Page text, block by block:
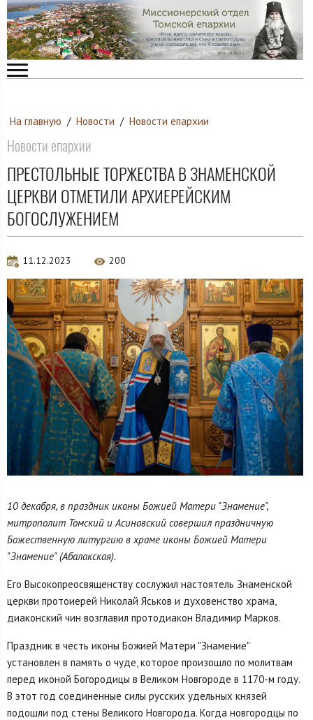
На главную / Новости / Новости епархии
Новости епархии
ПРЕСТОЛЬНЫЕ ТОРЖЕСТВА В ЗНАМЕНСКОЙ
ЦЕРКВИ ОТМЕТИЛИ АРХИЕРЕЙСКИМ
БОГОСЛУЖЕНИЕМ
11.12.2023 200
10 декабря, в праздник иконы Божией Матери "Знамение",
митрополит Томский и Асиновский совершил праздничную
Божественную литургию в храме иконы Божией Матери
"Знамение" (Абалакская).
Его Высокопреосвященству сослужил настоятель Знаменской
церкви протоиерей Николай Яськов и духовенство храма,
диаконский чин возглавил протодиакон Владимир Марков.
Праздник в честь иконы Божией Матери "Знамение"
установлен в память о чуде, которое произошло по молитвам
перед иконой Богородицы в Великом Новгороде в 1170-м году.
В этот год соединенные силы русских удельных князей
подошли под стены Великого Новгорода. Когда новгородцы по